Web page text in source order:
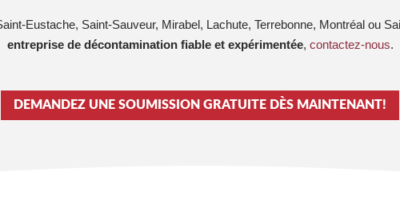
Eustache, Saint-Sauveur, Mirabel, Lachute, Terrebonne, Montréal ou
entreprise de décontamination fiable et expérimentée, contactez-nous.
DEMANDEZ UNE SOUMISSION GRATUITE DÈS MAINTENANT!